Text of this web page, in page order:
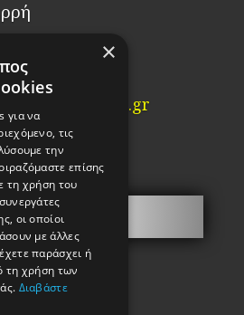
kleidion.gr
Σ.Α.Ε.Κ.
×
για να
τις
την
επίσης
τη χρήση του
οι οποίοι
με άλλες
παράσχει ή
τη χρήση των
Διαβάστε